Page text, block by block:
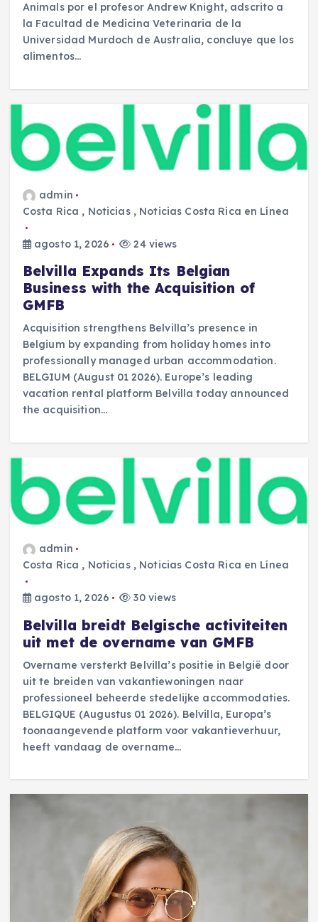
Animals por el profesor Andrew Knight, adscrito a
la Facultad de Medicina Veterinaria de la
Universidad Murdoch de Australia, concluye que los
alimentos…
admin
Costa Rica , Noticias, Noticias Costa Rica en Línea
agosto 1, 2026 24 views
Belvilla Expands Its Belgian
Business with the Acquisition of
GMFB
Acquisition strengthens Belvilla’s presence in
Belgium by expanding from holiday homes into
professionally managed urban accommodation.
BELGIUM (August 01 2026). Europe’s leading
vacation rental platform Belvilla today announced
the acquisition…
admin
Costa Rica , Noticias, Noticias Costa Rica en Línea
agosto 1, 2026 30 views
Belvilla breidt Belgische activiteiten
uit met de overname van GMFB
Overname versterkt Belvilla’s positie in België door
uit te breiden van vakantiewoningen naar
professioneel beheerde stedelijke accommodaties.
BELGIQUE (Augustus 01 2026). Belvilla, Europa’s
toonaangevende platform voor vakantieverhuur,
heeft vandaag de overname…